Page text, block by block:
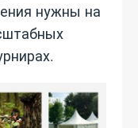
нужны на